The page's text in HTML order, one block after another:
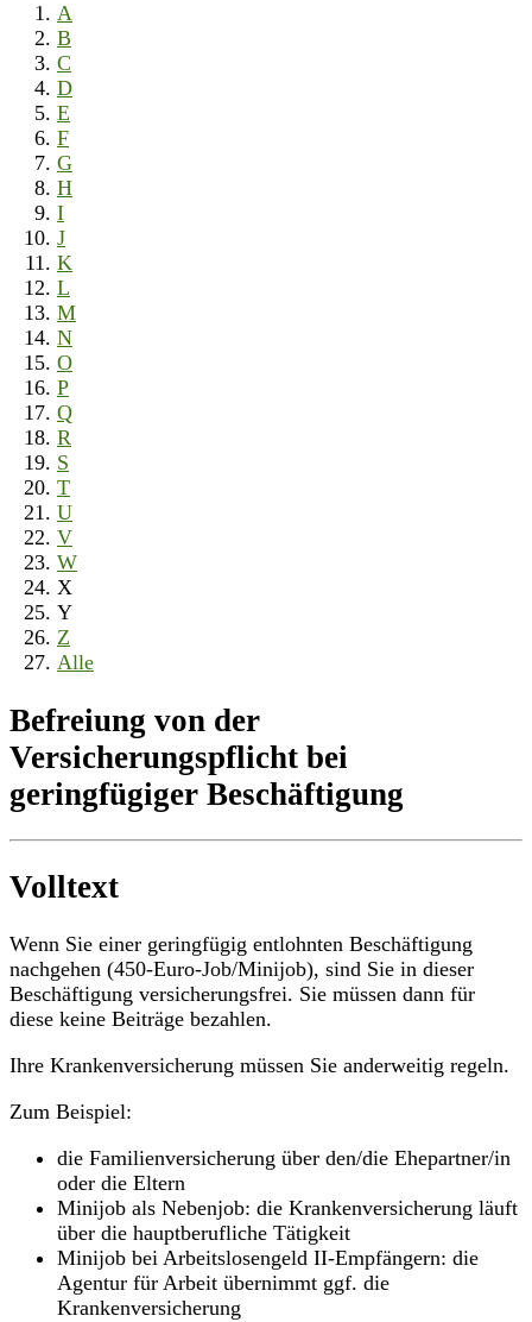
A
B
C
D
E
F
G
H
I
J
K
L
M
N
O
P
Q
R
S
T
U
V
W
X
Y
Z
Alle
Befreiung von der
Versicherungspflicht bei
geringfügiger Beschäftigung
Volltext
Wenn Sie einer geringfügig entlohnten Beschäftigung
nachgehen (450-Euro-Job/Minijob), sind Sie in dieser
Beschäftigung versicherungsfrei. Sie müssen dann für
diese keine Beiträge bezahlen.
Ihre Krankenversicherung müssen Sie anderweitig regeln.
Zum Beispiel:
die Familienversicherung über den/die Ehepartner/in
oder die Eltern
Minijob als Nebenjob: die Krankenversicherung läuft
über die hauptberufliche Tätigkeit
Minijob bei Arbeitslosengeld II-Empfängern: die
Agentur für Arbeit übernimmt ggf. die
Krankenversicherung